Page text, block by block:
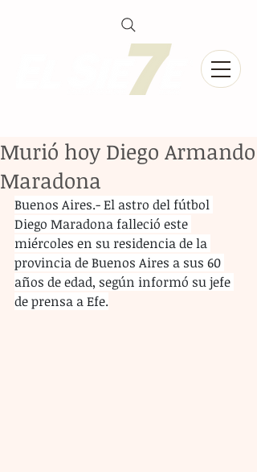
Murió hoy Diego Armando
Maradona
Buenos Aires.- El astro del fútbol
Diego Maradona falleció este
miércoles en su residencia de la
provincia de Buenos Aires a sus 60
años de edad, según informó su jefe
de prensa a Efe.